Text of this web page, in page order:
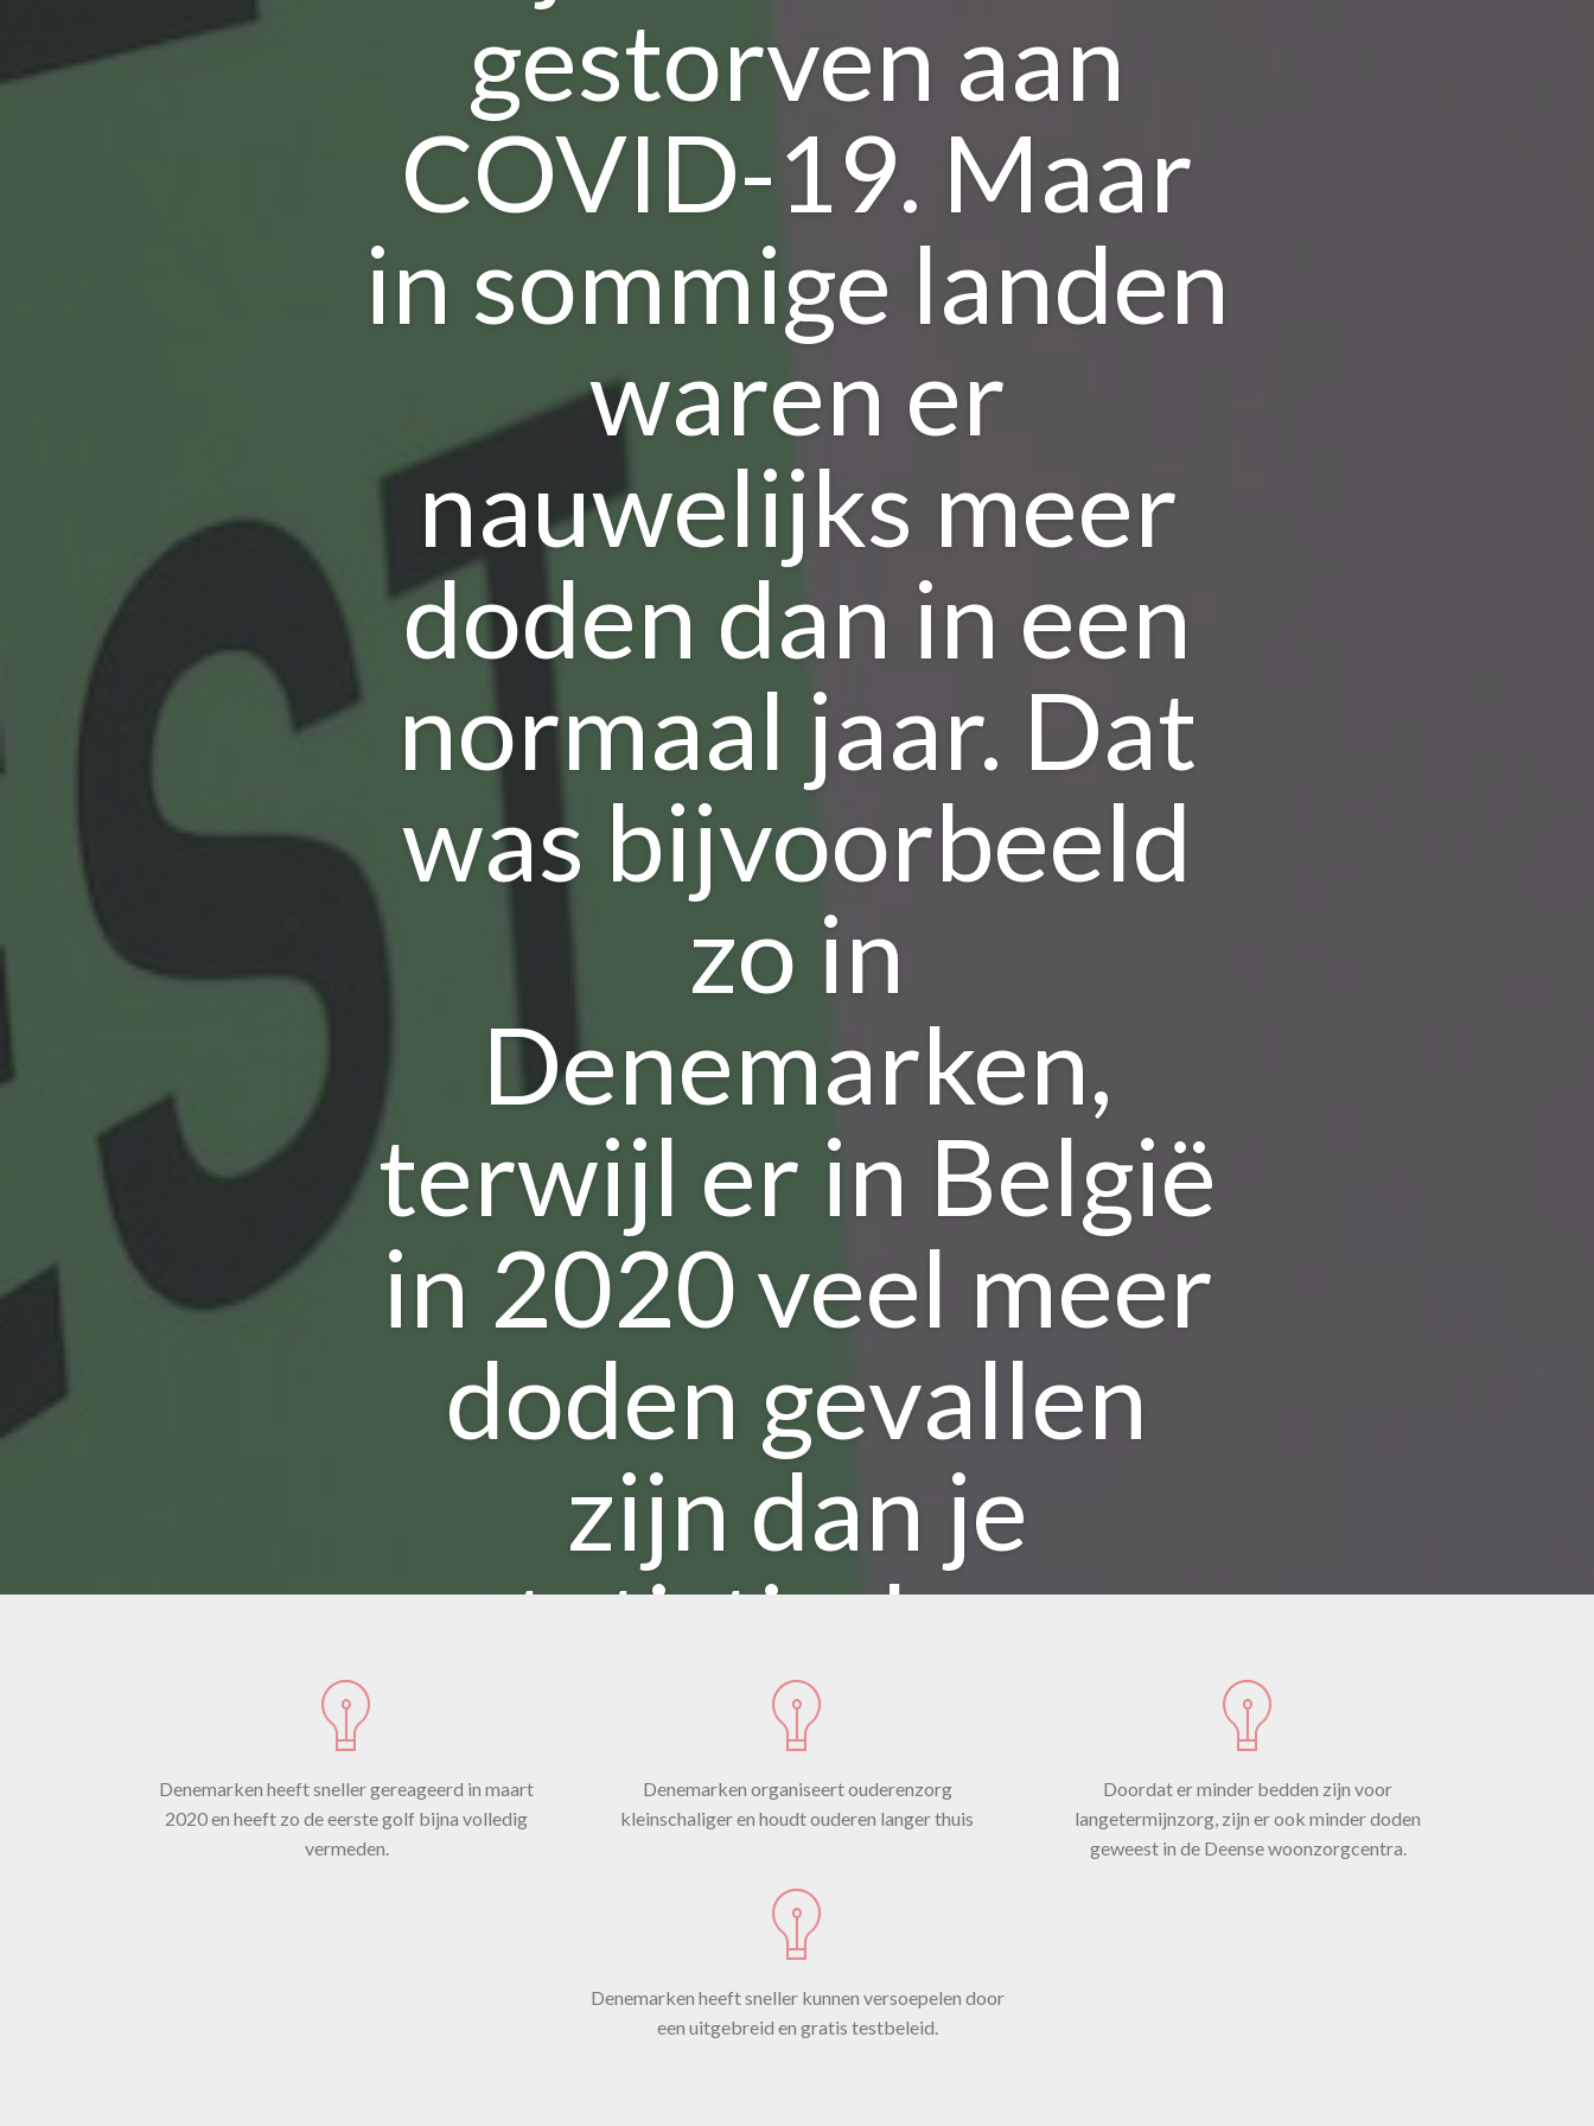
gestorven aan
COVID-19. Maar
in sommige landen
waren er
nauwelijks meer
doden dan in een
normaal jaar. Dat
was bijvoorbeeld
zo in
Denemarken,
terwijl er in België
in 2020 veel meer
doden gevallen
zijn dan je
statistisch zou
verwachten. Hoe
komt dat eigenlijk?
30 juli 2021
Denemarken heeft sneller gereageerd in maart
2020 en heeft zo de eerste golf bijna volledig
vermeden.
Denemarken organiseert ouderenzorg
kleinschaliger en houdt ouderen langer thuis
Doordat er minder bedden zijn voor
langetermijnzorg, zijn er ook minder doden
geweest in de Deense woonzorgcentra.
Denemarken heeft sneller kunnen versoepelen door
een uitgebreid en gratis testbeleid.